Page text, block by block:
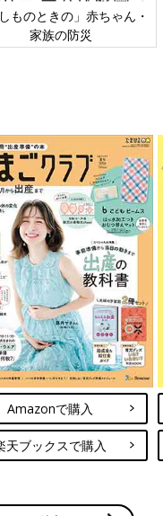
しものときの」赤ちゃん・
家族の防災
Amazonで購入
天ブックスで購入